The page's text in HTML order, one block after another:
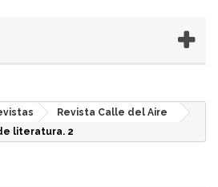
Revista Calle del Aire
literatura. 2